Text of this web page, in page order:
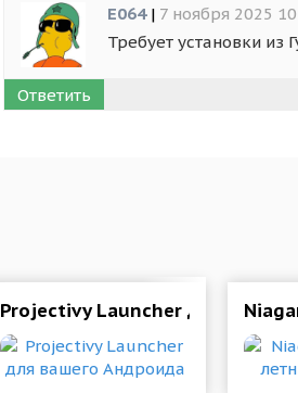
E064| 7 ноября 2025
Требует установки из
Ответить
Projectivy Launcher для